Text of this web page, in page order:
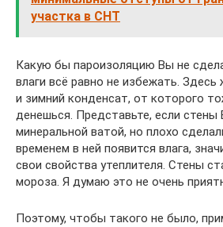
участка в СНТ
Какую бы пароизоляцию Вы не
влаги всё равно не избежать.
и зимний конденсат, от которого
денешься. Представьте, если стены
минеральной ватой, но плохо
временем в ней появится влага,
свои свойства утеплителя. Стены
мороза. Я думаю это не очень
Поэтому, чтобы такого не было,